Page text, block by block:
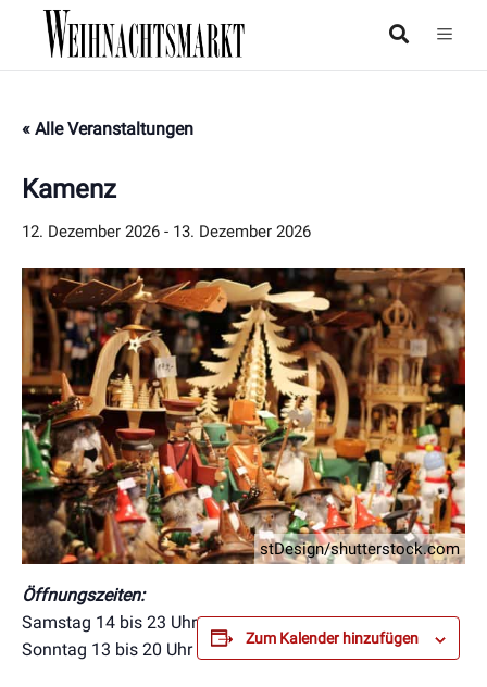
« Alle Veranstaltungen
Kamenz
12. Dezember 2026 - 13. Dezember 2026
stDesign/shutterstock.com
Öffnungszeiten:
Samstag 14 bis 23 Uhr
Sonntag 13 bis 20 Uhr
Zum Kalender hinzufügen